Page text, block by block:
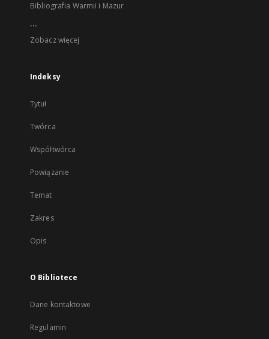
Bibliografia Warmii i Mazur
...
Zobacz więcej
Indeksy
Tytuł
Twórca
Współtwórca
Powiązanie
Temat
Zakres
Opis
O Bibliotece
Dane kontaktowe
Regulamin